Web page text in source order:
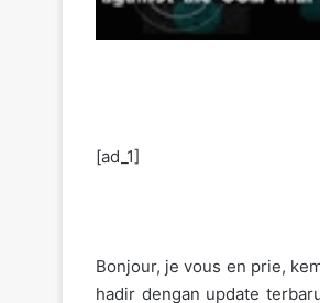
[ad_1]
Bonjour, je vous en prie,
hadir dengan update